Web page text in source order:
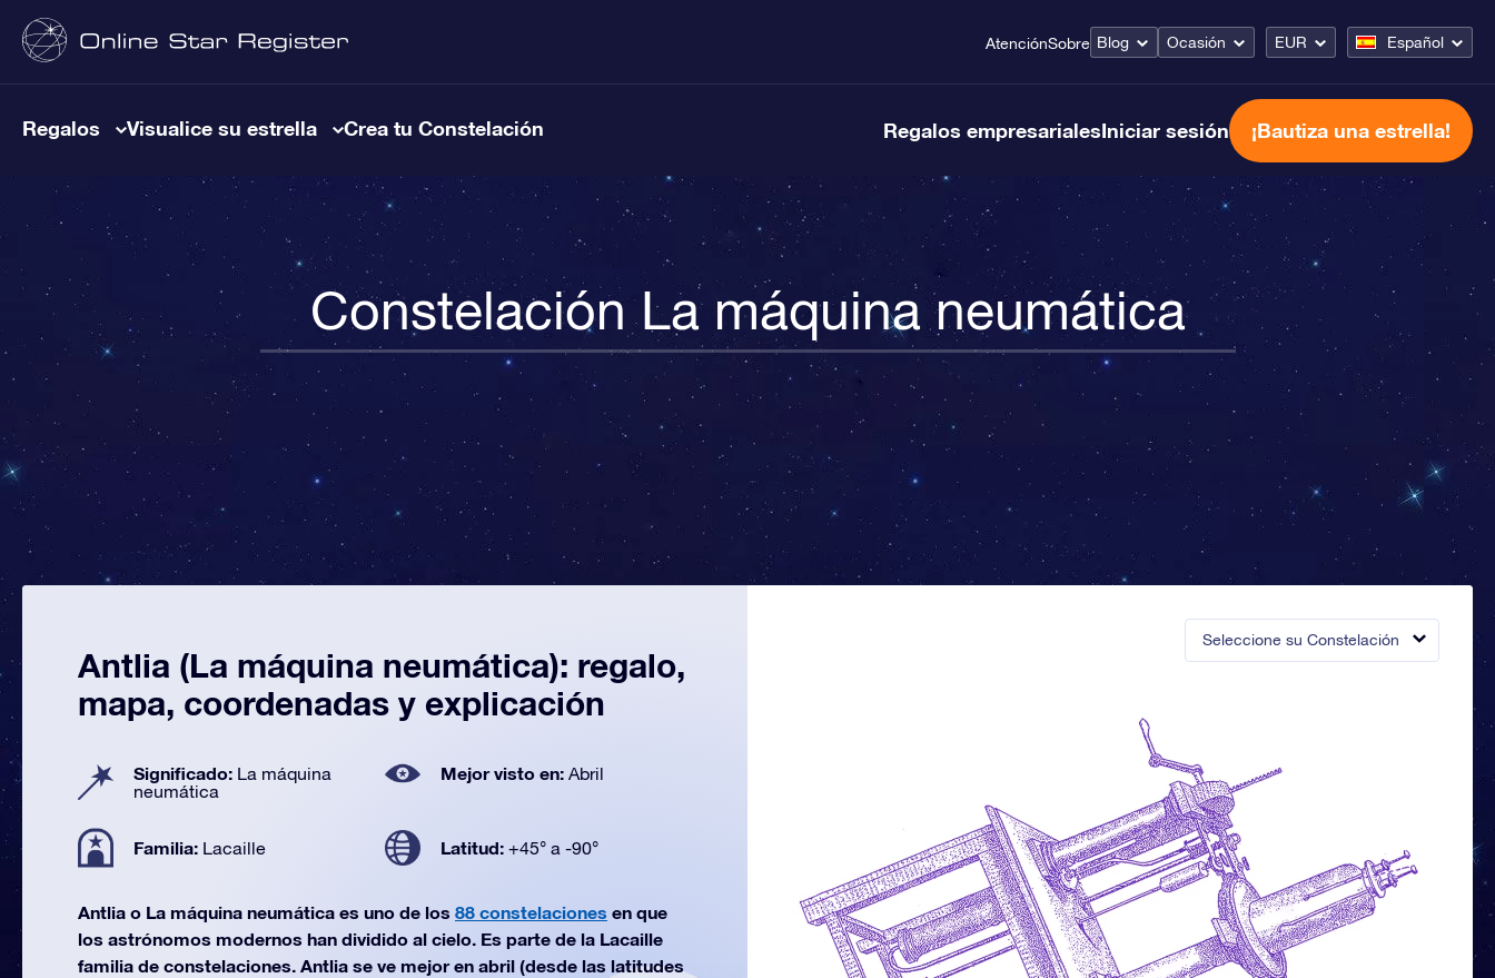
AtenciónSobre Blog Ocasión EUR Español
Regalos Visualice su estrella Crea tu Constelación Regalos empresarialesIniciar sesión ¡Bautiza una estrella!
Constelación La máquina neumática
Seleccione su Constelación
Antlia (La máquina neumática): regalo,
mapa, coordenadas y explicación
Significado: La máquina
neumática
Mejor visto en: Abril
Familia: Lacaille Latitud: +45° a -90°
Antlia o La máquina neumática es uno de los 88 constelaciones en que
los astrónomos modernos han dividido al cielo. Es parte de la Lacaille
familia de constelaciones. Antlia se ve mejor en abril (desde las latitudes